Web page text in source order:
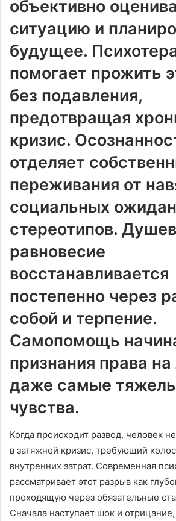
объективно
ситуацию и
будущее.
помогает прожить
без подавления,
предотвращая
кризис.
отделяет
переживания от
социальных
стереотипов.
равновесие
восстанавливается
постепенно через
собой и терпение.
Самопомощь
признания права
даже самые
чувства.
Когда происходит развод, человек
в затяжной кризис, требующий
внутренних затрат. Современная
рассматривает этот разрыв как
проходящую через обязательные
Сначала наступает шок и